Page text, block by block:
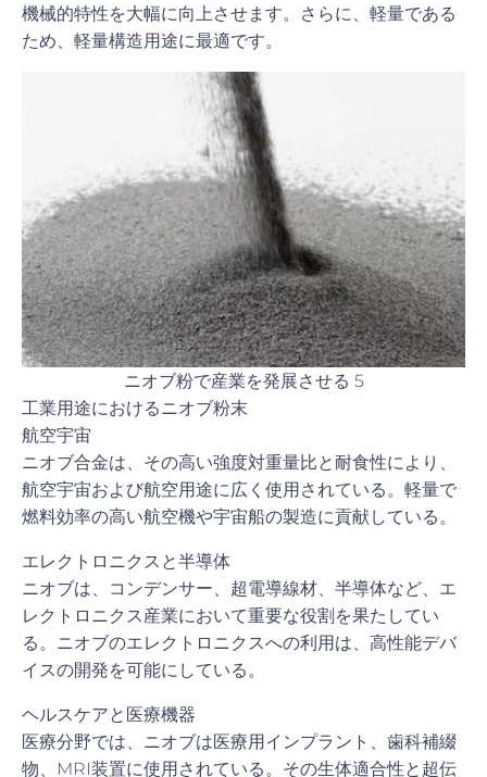
機械的特性を大幅に向上させます。さらに、軽量である
ため、軽量構造用途に最適です。
ニオブ粉で産業を発展させる 5
工業用途におけるニオブ粉末
航空宇宙
ニオブ合金は、その高い強度対重量比と耐食性により、
航空宇宙および航空用途に広く使用されている。軽量で
燃料効率の高い航空機や宇宙船の製造に貢献している。
エレクトロニクスと半導体
ニオブは、コンデンサー、超電導線材、半導体など、エ
レクトロニクス産業において重要な役割を果たしてい
る。ニオブのエレクトロニクスへの利用は、高性能デバ
イスの開発を可能にしている。
ヘルスケアと医療機器
医療分野では、ニオブは医療用インプラント、歯科補綴
物、MRI装置に使用されている。その生体適合性と超伝